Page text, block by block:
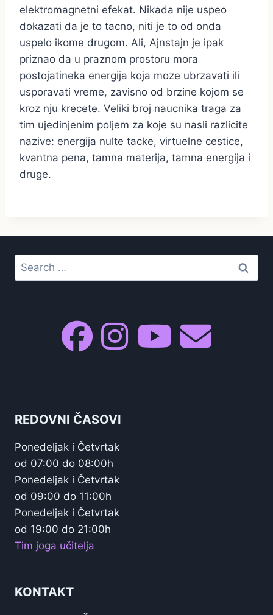
elektromagnetni efekat. Nikada nije uspeo
dokazati da je to tacno, niti je to od onda
uspelo ikome drugom. Ali, Ajnstajn je ipak
priznao da u praznom prostoru mora
postojatineka energija koja moze ubrzavati ili
usporavati vreme, zavisno od brzine kojom se
kroz nju krecete. Veliki broj naucnika traga za
tim ujedinjenim poljem za koje su nasli razlicite
nazive: energija nulte tacke, virtuelne cestice,
kvantna pena, tamna materija, tamna energija i
druge.
Search
for:
REDOVNI ČASOVI
Ponedeljak i Četvrtak
od 07:00 do 08:00h
Ponedeljak i Četvrtak
od 09:00 do 11:00h
Ponedeljak i Četvrtak
od 19:00 do 21:00h
Tim joga učitelja
KONTAKT